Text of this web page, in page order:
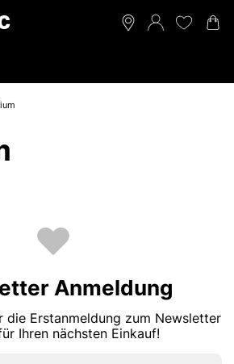
Anmeldung
die Erstanmeldung zum Newsletter
Ihren nächsten Einkauf!